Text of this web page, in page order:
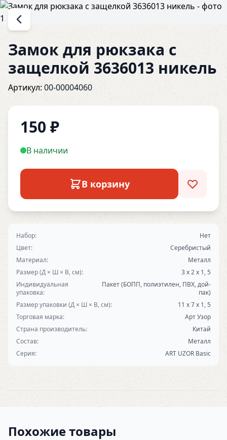
Замок для рюкзака с
защелкой 3636013 никель
Артикул:00-00004060
150 ₽
В наличии
В корзину
Набор:
Нет
Цвет:
Серебристый
Материал:
Металл
Размер (Д × Ш × В, см):
3 х 2 х 1, 5
Индивидуальная
упаковка:
Пакет (БОПП, полиэтилен, ПВХ, дой-
пак)
Размер упаковки (Д × Ш × В, см):
11 х 7 х 1, 5
Торговая марка:
Арт Узор
Страна производитель:
Китай
Состав:
Металл
Серия:
ART UZOR Basic
Похожие товары